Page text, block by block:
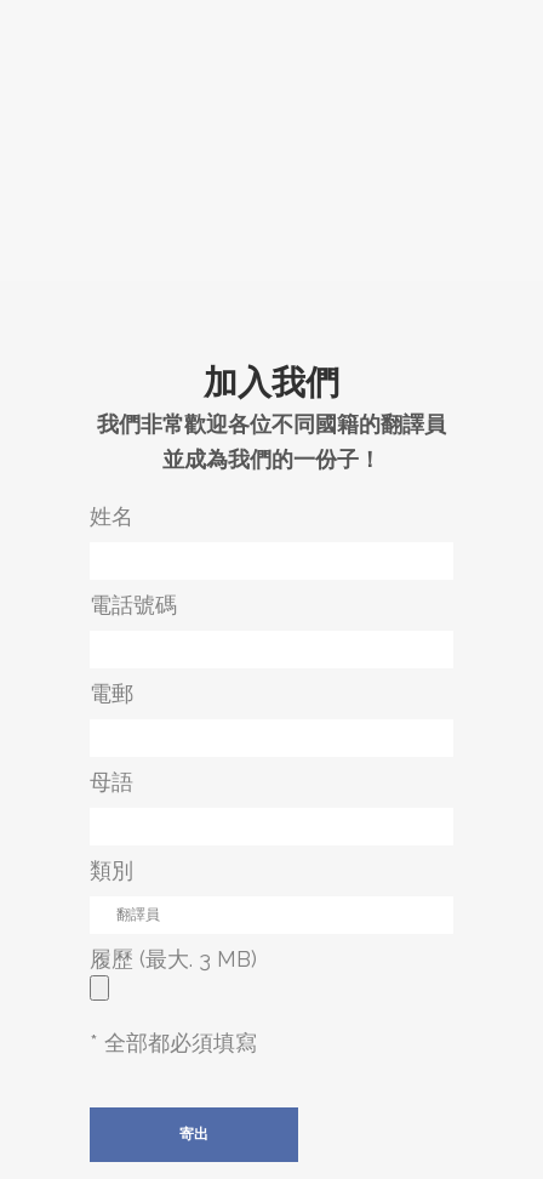
加入我們
我們非常歡迎各位不同國籍的翻譯員
並成為我們的一份子！
姓名
電話號碼
電郵
母語
類別
履歷 (最大. 3 MB)
* 全部都必須填寫